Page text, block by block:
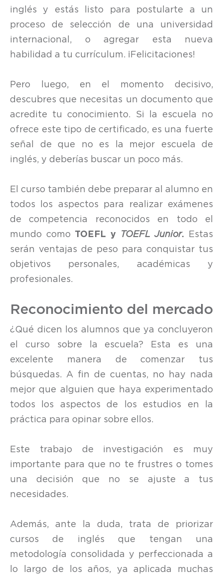
inglés y estás listo para postularte a un
proceso de selección de una universidad
internacional, o agregar esta nueva
habilidad a tu currículum. ¡Felicitaciones!
Pero luego, en el momento decisivo,
descubres que necesitas un documento que
acredite tu conocimiento. Si la escuela no
ofrece este tipo de certificado, es una fuerte
señal de que no es la mejor escuela de
inglés, y deberías buscar un poco más.
El curso también debe preparar al alumno en
todos los aspectos para realizar exámenes
de competencia reconocidos en todo el
mundo como TOEFL y TOEFL Junior. Estas
serán ventajas de peso para conquistar tus
objetivos personales, académicas y
profesionales.
Reconocimiento del mercado
¿Qué dicen los alumnos que ya concluyeron
el curso sobre la escuela? Esta es una
excelente manera de comenzar tus
búsquedas. A fin de cuentas, no hay nada
mejor que alguien que haya experimentado
todos los aspectos de los estudios en la
práctica para opinar sobre ellos.
Este trabajo de investigación es muy
importante para que no te frustres o tomes
una decisión que no se ajuste a tus
necesidades.
Además, ante la duda, trata de priorizar
cursos de inglés que tengan una
metodología consolidada y perfeccionada a
lo largo de los años, ya aplicada muchas